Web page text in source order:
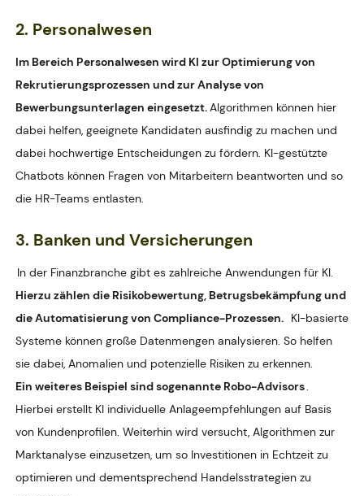
2. Personalwesen
Im Bereich Personalwesen wird KI zur Optimierung von
Rekrutierungsprozessen und zur Analyse von
Bewerbungsunterlagen eingesetzt.Algorithmen können hier
dabei helfen, geeignete Kandidaten ausfindig zu machen und
dabei hochwertige Entscheidungen zu fördern. KI-gestützte
Chatbots können Fragen von Mitarbeitern beantworten und so
die HR-Teams entlasten.
3. Banken und Versicherungen
In der Finanzbranche gibt es zahlreiche Anwendungen für KI.
Hierzu zählen die Risikobewertung, Betrugsbekämpfung und
die Automatisierung von Compliance-Prozessen. KI-basierte
Systeme können große Datenmengen analysieren. So helfen
sie dabei, Anomalien und potenzielle Risiken zu erkennen.
Ein weiteres Beispiel sind sogenannte Robo-Advisors.
Hierbei erstellt KI individuelle Anlageempfehlungen auf Basis
von Kundenprofilen. Weiterhin wird versucht, Algorithmen zur
Marktanalyse einzusetzen, um so Investitionen in Echtzeit zu
optimieren und dementsprechend Handelsstrategien zu